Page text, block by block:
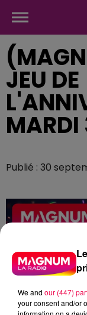
JEU DE
MARDI
Publié : 30
We and our (447)
your consent and/or